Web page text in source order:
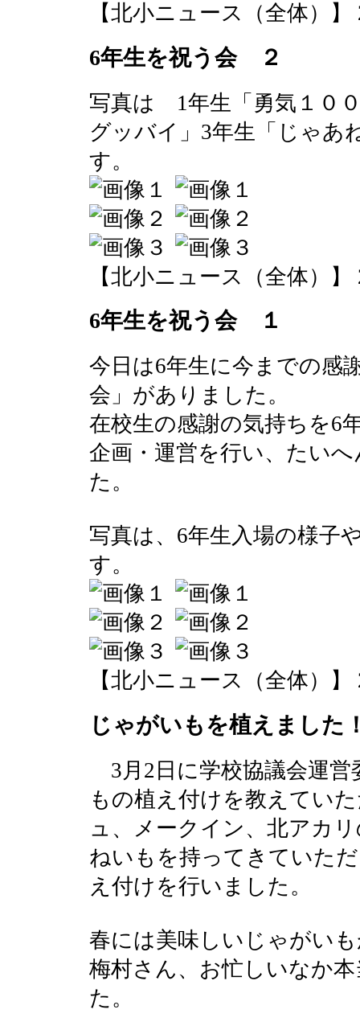
【北小ニュース（全体）】
6年生を祝う会 ２
写真は 1年生「勇気１
グッバイ」3年生「じゃあ
す。
【北小ニュース（全体）】
6年生を祝う会 １
今日は6年生に今までの感
会」がありました。
在校生の感謝の気持ちを6
企画・運営を行い、たい
た。
写真は、6年生入場の様子
す。
【北小ニュース（全体）】
じゃがいもを植えました
3月2日に学校協議会運営
もの植え付けを教えてい
ュ、メークイン、北アカ
ねいもを持ってきていた
え付けを行いました。
春には美味しいじゃがい
梅村さん、お忙しいなか
た。